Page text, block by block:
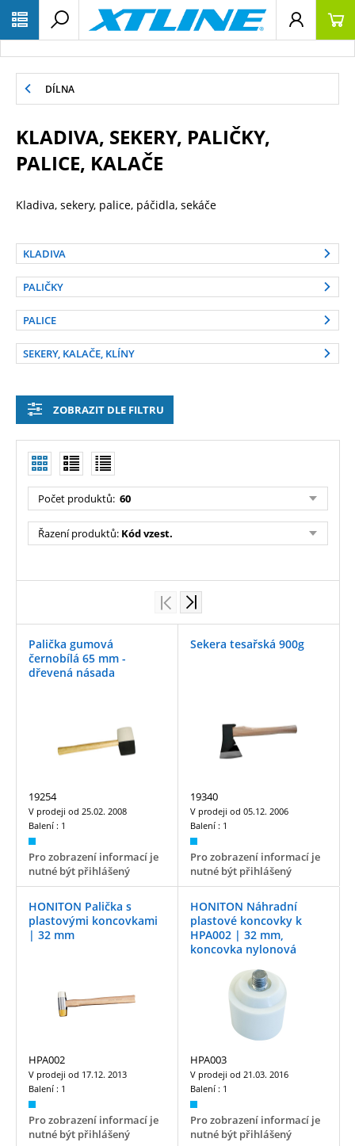
DÍLNA
KLADIVA, SEKERY, PALIČKY,
PALICE, KALAČE
Kladiva, sekery, palice, páčidla, sekáče
KLADIVA
PALIČKY
PALICE
SEKERY, KALAČE, KLÍNY
ZOBRAZIT DLE FILTRU
Počet produktů: 60
Řazení produktů: Kód vzest.
Palička gumová
černobílá 65 mm -
dřevená násada
19254
V prodeji od 25.02. 2008
Balení : 1
Pro zobrazení informací je
nutné být přihlášený
Sekera tesařská 900g
19340
V prodeji od 05.12. 2006
Balení : 1
Pro zobrazení informací je
nutné být přihlášený
HONITON Palička s
plastovými koncovkami
| 32 mm
HPA002
V prodeji od 17.12. 2013
Balení : 1
Pro zobrazení informací je
nutné být přihlášený
HONITON Náhradní
plastové koncovky k
HPA002 | 32 mm,
koncovka nylonová
HPA003
V prodeji od 21.03. 2016
Balení : 1
Pro zobrazení informací je
nutné být přihlášený